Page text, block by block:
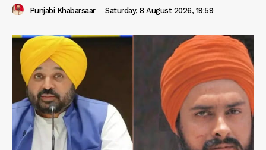
Punjabi Khabarsaar - Saturday, 8 August 2026, 19:59